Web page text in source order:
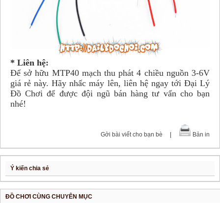
* Liên hệ:
Để sở hữu MTP40 mạch thu phát 4 chiều nguồn 3-6V
giá rẻ này. Hãy nhấc máy lên, liên hệ ngay tới Đại Lý
Đồ Chơi để được đội ngũ bán hàng tư vấn cho bạn
nhé!
Gởi bài viết cho bạn bè Bản in
Ý kiến chia sẻ
ĐỒ CHƠI CÙNG CHUYÊN MỤC